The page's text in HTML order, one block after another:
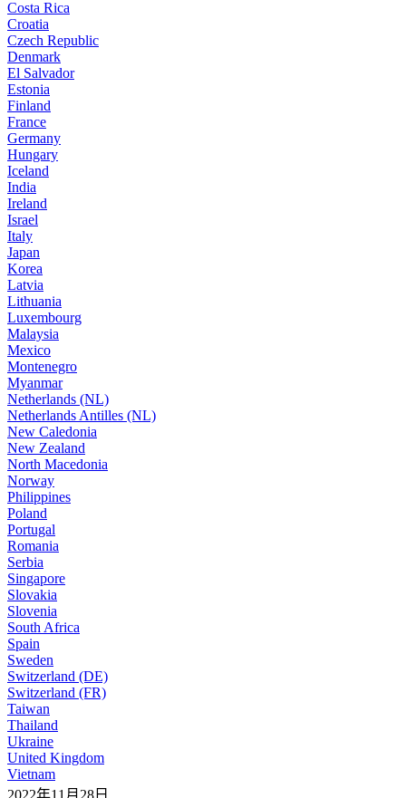
Costa Rica
Croatia
Czech Republic
Denmark
El Salvador
Estonia
Finland
France
Germany
Hungary
Iceland
India
Ireland
Israel
Italy
Japan
Korea
Latvia
Lithuania
Luxembourg
Malaysia
Mexico
Montenegro
Myanmar
Netherlands (NL)
Netherlands Antilles (NL)
New Caledonia
New Zealand
North Macedonia
Norway
Philippines
Poland
Portugal
Romania
Serbia
Singapore
Slovakia
Slovenia
South Africa
Spain
Sweden
Switzerland (DE)
Switzerland (FR)
Taiwan
Thailand
Ukraine
United Kingdom
Vietnam
2022年11月28日